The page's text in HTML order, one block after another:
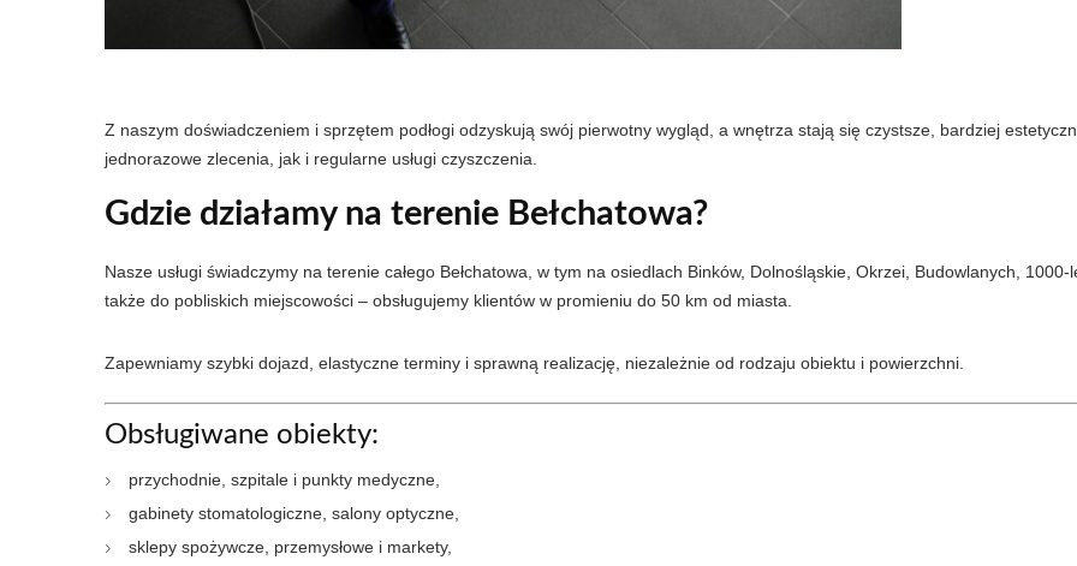
Z naszym doświadczeniem i sprzętem podłogi odzyskują swój pierwotny wygląd, a wnętrza stają się czystsze, bardziej
jednorazowe zlecenia, jak i regularne usługi czyszczenia.
Gdzie działamy na terenie Bełchatowa?
Nasze usługi świadczymy na terenie całego Bełchatowa, w tym na osiedlach Binków, Dolnośląskie, Okrzei, Budowlanych,
także do pobliskich miejscowości – obsługujemy klientów w promieniu do 50 km od miasta.
Zapewniamy szybki dojazd, elastyczne terminy i sprawną realizację, niezależnie od rodzaju obiektu i powierzchni.
Obsługiwane obiekty:
przychodnie, szpitale i punkty medyczne,
gabinety stomatologiczne, salony optyczne,
sklepy spożywcze, przemysłowe i markety,